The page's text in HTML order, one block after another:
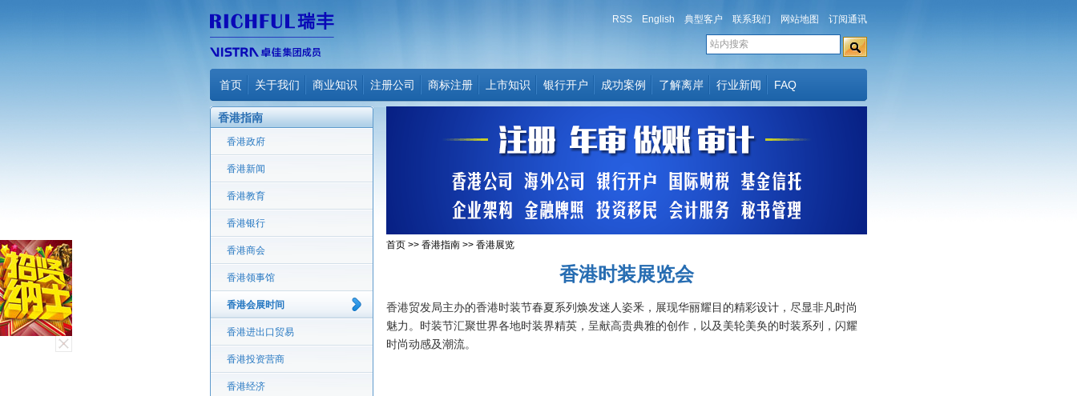
RSS English 典型客户 联系我们 网站地图 订阅通讯
首页 关于我们 商业知识 注册公司 商标注册 上市知识 银行开户 成功案例 了解离岸 行业新闻 FAQ
香港指南
香港政府
香港新闻
香港教育
香港银行
香港商会
香港领事馆
香港会展时间
香港进出口贸易
香港投资营商
香港经济
首页 >> 香港指南 >> 香港展览
香港时装展览会
香港贸发局主办的香港时装节春夏系列焕发迷人姿釆，展现华丽耀目的精彩设计，尽显非凡时尚
魅力。时装节汇聚世界各地时装界精英，呈献高贵典雅的创作，以及美轮美奂的时装系列，闪耀
时尚动感及潮流。